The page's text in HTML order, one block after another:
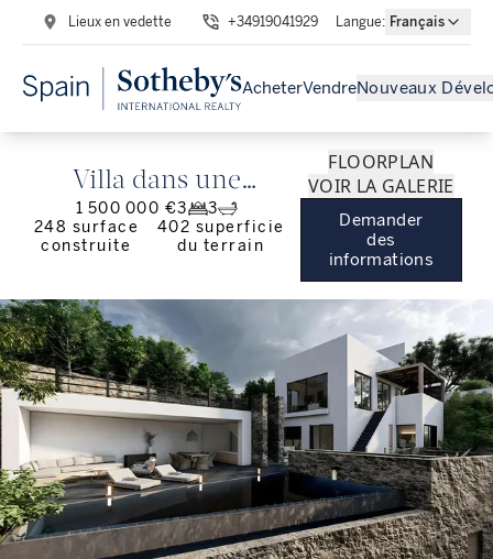
Lieux en vedette +34919041929 Langue: Français
AcheterVendreNouveaux
Villa dans une
urbanisation privée de
Tarifa.
1 500 000 €3
3
248 surface
construite
402 superficie
du terrain
FLOORPLAN
VOIR LA GALERIE
Demander
des
informations